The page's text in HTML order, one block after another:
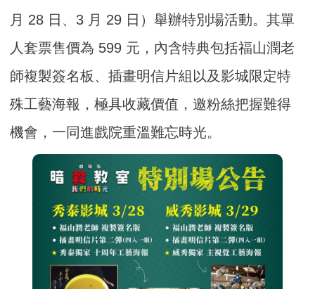
月 28 日、3 月 29 日）舉辦特別場活動。其單
人套票售價為 599 元，內含特典包括福山潤老
師複製簽名板、插畫明信片組以及影城限定特
殊工藝海報，極具收藏價值，邀粉絲把握難得
機會，一同進戲院重溫難忘時光。